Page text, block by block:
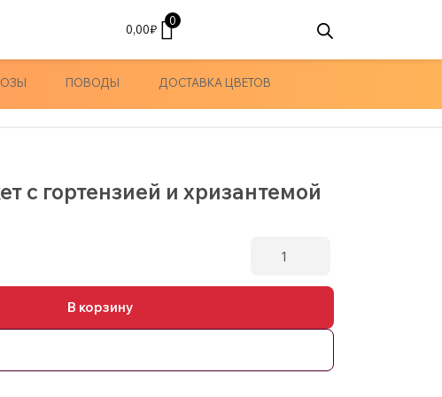
0,00₽
0
ПОВОДЫ ДОСТАВКА ЦВЕТОВ
с гортензией и хризантемой
товара
Большой
с
и
В корзину